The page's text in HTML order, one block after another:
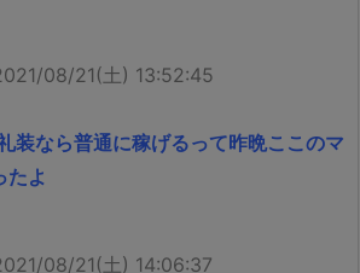
08/21(土) 13:52:45
装なら普通に稼げるって昨晩ここのマ
たよ
08/21(土) 14:06:37